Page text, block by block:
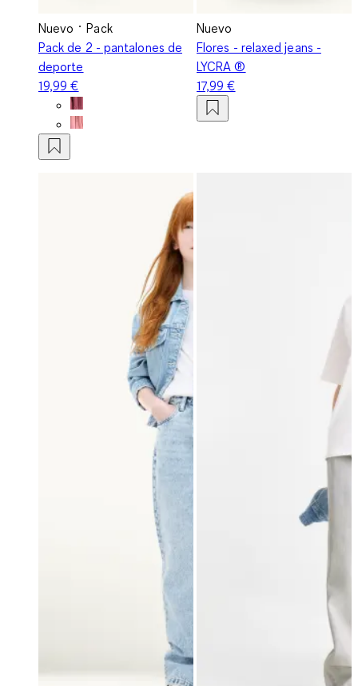
Nuevo
Pack
Pack de 2 - pantalones de
deporte
19,99 €
Nuevo
Flores - relaxed jeans -
LYCRA ®
17,99 €